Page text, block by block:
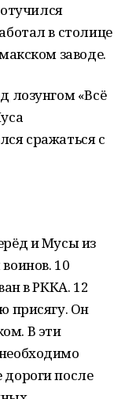
в столице
заводе.
лозунгом «Всё
сражаться с
и Мусы из
10
в РККА. 12
присягу. Он
В эти
после